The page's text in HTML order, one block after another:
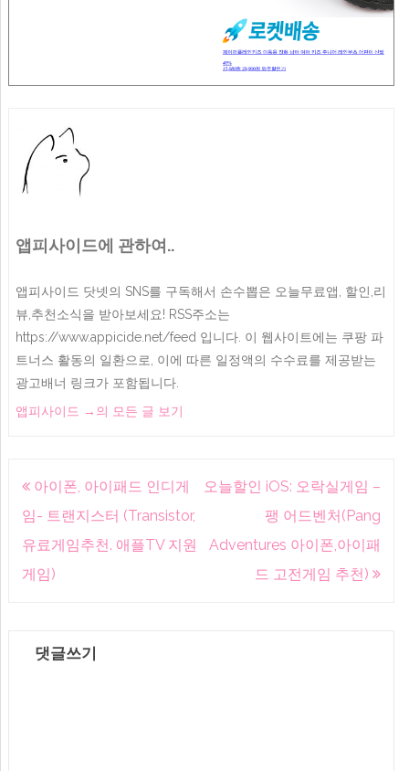
앱피사이드에 관하여..
앱피사이드 닷넷의 SNS를 구독해서 손수뽑은 오늘무료앱, 할인,리
뷰,추천소식을 받아보세요! RSS주소는
https://www.appicide.net/feed 입니다. 이 웹사이트에는 쿠팡 파
트너스 활동의 일환으로, 이에 따른 일정액의 수수료를 제공받는
광고배너 링크가 포함됩니다.
앱피사이드 → 의 모든 글 보기
글
내
비
게
아이폰, 아이패드 인디게
임- 트랜지스터 (Transistor,
유료게임추천. 애플TV 지원
게임)
오늘할인 iOS: 오락실게임 –
팽 어드벤처(Pang
Adventures 아이폰,아이패
드 고전게임 추천)
댓글쓰기